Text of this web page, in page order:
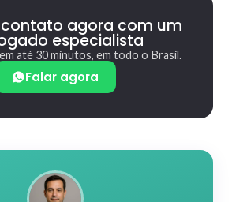
contato agora com um
especialista
até 30 minutos, em todo o Brasil.
Falar agora